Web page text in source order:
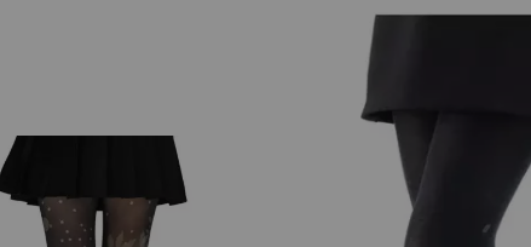
des rêves de collants, durables et confortables, alors
des collants graphiques de créateurs avec des
simples et discrets avec tout de même de belles
entre poésie et fantaisie